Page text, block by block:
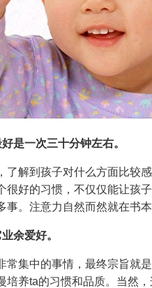
是一次三十分钟左右。
解到孩子对什么方面比较
很好的习惯，不仅仅能让孩
事。注意力自然而然就在书
余爱好。
集中的事情，最终宗旨就
培养ta的习惯和品质。当然